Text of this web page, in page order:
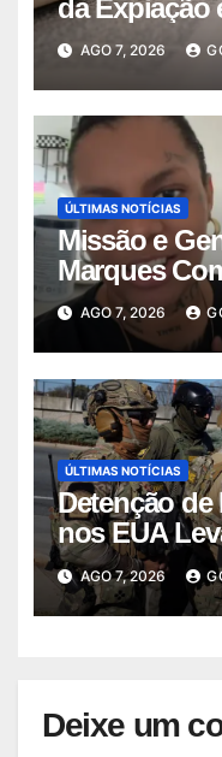
da Expiação
Jesus
AGO 7, 2026
ÚLTIMAS NOTÍCIAS
Missão e
Marques
de Deus…
AGO 7, 2026
ÚLTIMAS NOTÍCIAS
Detenção
nos EUA
Im…
AGO 7, 2026
Deixe um